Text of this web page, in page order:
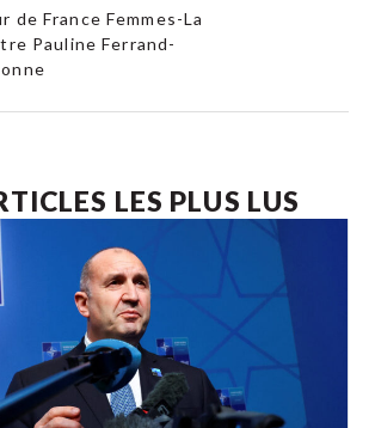
de France Femmes-La
Pauline Ferrand-
LES PLUS LUS